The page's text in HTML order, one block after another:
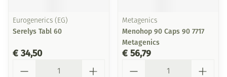
Eurogenerics (EG)
Serelys Tabl 60
€ 34,50
Metagenics
Menohop 90 Caps 90 7717
Metagenics
€ 56,79